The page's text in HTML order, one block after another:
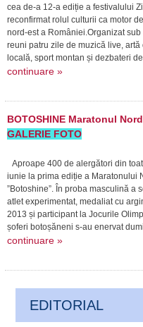
cea de-a 12-a ediție a festivalului
reconfirmat rolul culturii ca motor
nord-est a României.Organizat
reuni patru zile de muzică live,
locală, sport montan și dezbateri
continuare »
BOTOSHINE Maratonul
GALERIE FOTO
Aproape 400 de alergători din
iunie la prima ediție a Maratonului
”Botoshine”. În proba masculină a
atlet experimentat, medaliat cu
2013 și participant la Jocurile
șoferi botoșăneni s-au enervat
continuare »
EDITORIAL